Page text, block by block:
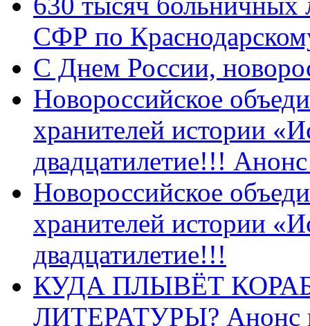
СФР по
C Днем России,
Новороссийское
хранителей истории
двадцатилетие!!!
Новороссийское
хранителей истории
двадцатилетие!!!
КУДА ПЛЫВЁТ
ЛИТЕРАТУРЫ? Анонс